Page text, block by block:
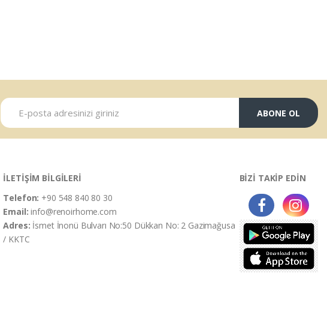
ABONE OL
İLETİŞİM BİLGİLERİ
Telefon: +90 548 840 80 30
Email:info@renoirhome.com
Adres: İsmet İnonü Bulvarı No:50 Dükkan No: 2 Gazimağusa
/ KKTC
BİZİ TAKİP EDİN